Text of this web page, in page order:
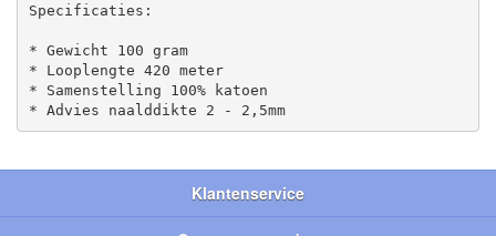
Specificaties:
* Gewicht 100 gram
* Looplengte 420 meter
* Samenstelling 100% katoen
* Advies naalddikte 2 - 2,5mm
Klantenservice